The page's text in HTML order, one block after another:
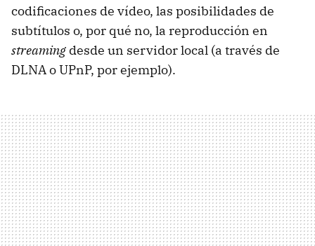
codificaciones de vídeo, las posibilidades de
subtítulos o, por qué no, la reproducción en
streaming desde un servidor local (a través de
DLNAo UPnP, por ejemplo).